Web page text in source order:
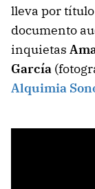
lleva por título
documento
inquietas
García
Alquimia